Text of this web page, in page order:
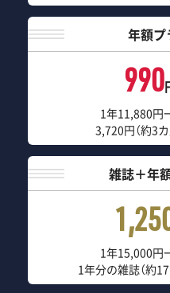
年額プ
990
1年11,880円
3,720円（約3カ
雑誌＋年
1年15,000円
1年分の雑誌（約